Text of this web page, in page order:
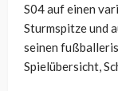
S04 auf einen
Sturmspitze und
seinen
Spielübersicht,